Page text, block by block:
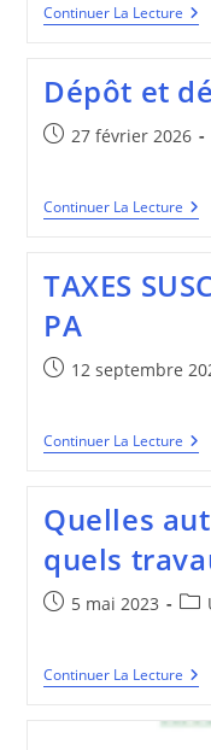
Continuer La LectureListe
Des
Dépôt et
Publication
27 février 2026
Continuer La Lecture
Et
TAXES
PA
Publication
12 septembre
Continuer La Lecture
PA
Quelles
quels
Publication
5 mai 2023
Post
Continuer La Lecture